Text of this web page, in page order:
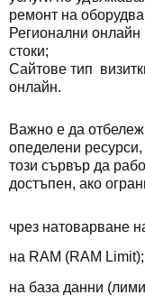
ремонт на
Регионални онлайн
стоки;
Сайтове тип
онлайн.
Важно е да
опеделени
този сървър да
достъпен, ако
чрез натоварване
на RAM (RAM Limit);
на база данни